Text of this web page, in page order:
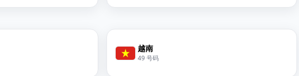
越南
49 号码